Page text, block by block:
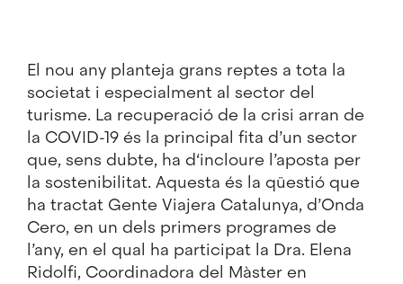
El nou any planteja grans reptes a tota la
societat i especialment al sector del
turisme. La recuperació de la crisi arran de
la COVID-19 és la principal fita d’un sector
que, sens dubte, ha d‘incloure l’aposta per
la sostenibilitat. Aquesta és la qüestió que
ha tractat Gente Viajera Catalunya, d’Onda
Cero, en un dels primers programes de
l’any, en el qual ha participat la Dra. Elena
Ridolfi, Coordinadora del Màster en